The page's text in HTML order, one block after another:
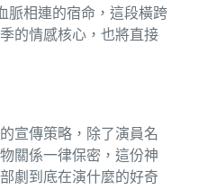
脈相連的宿命，這段橫跨
的情感核心，也將直接
宣傳策略，除了演員名
關係一律保密，這份神
劇到底在演什麼的好奇